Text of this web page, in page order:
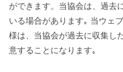
ができます。当協会は、過去
いる場合があります｡ 当ウェ
様は、当協会が過去に収集し
意することになります｡